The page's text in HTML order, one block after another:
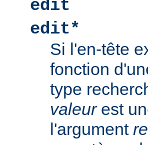
edit
edit*
Si l'en-tête
fonction
type
valeurest
l'argument